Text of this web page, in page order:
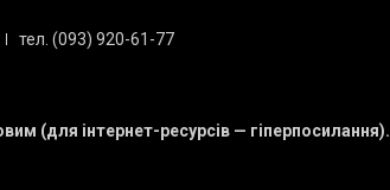
тел. (093) 920-61-77
(для інтернет-ресурсів — гіперпосилання).